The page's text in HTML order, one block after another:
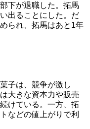
下が退職した。拓馬
出ることにした。だ
られ、拓馬はあと1年
子は、競争が激し
大きな資本力や販売
けている。一方、拓
などの値上がりで利